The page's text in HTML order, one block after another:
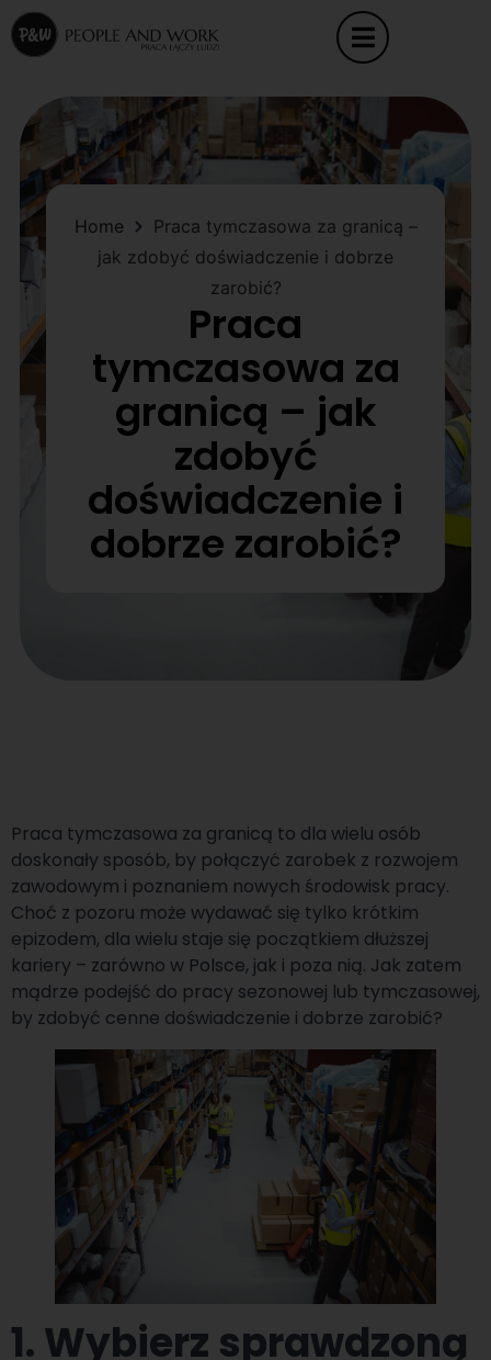
Home
Praca tymczasowa za granicą –
jak zdobyć doświadczenie i dobrze
zarobić?
Praca
tymczasowa za
granicą – jak
zdobyć
doświadczenie i
dobrze zarobić?
Praca tymczasowa za granicą to dla wielu osób
doskonały sposób, by połączyć zarobek z rozwojem
zawodowym i poznaniem nowych środowisk pracy.
Choć z pozoru może wydawać się tylko krótkim
epizodem, dla wielu staje się początkiem dłuższej
kariery – zarówno w Polsce, jak i poza nią. Jak zatem
mądrze podejść do pracy sezonowej lub tymczasowej,
by zdobyć cenne doświadczenie i dobrze zarobić?
1. Wybierz sprawdzoną